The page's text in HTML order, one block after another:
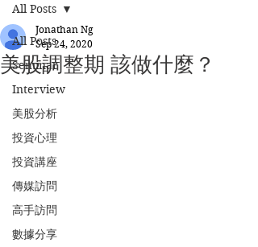
All Posts
Seminar
Interview
美股分析
投資心理
投資講座
傳媒訪問
高手訪問
數據分享
All Posts
美股調整期 該做什麼？
Jonathan Ng
Sep 24, 2020